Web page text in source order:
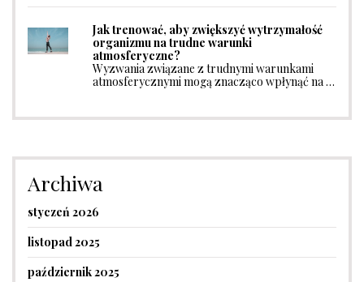
Jak trenować, aby zwiększyć wytrzymałość
organizmu na trudne warunki
atmosferyczne?
Wyzwania związane z trudnymi warunkami
atmosferycznymi mogą znacząco wpłynąć na …
Archiwa
styczeń 2026
listopad 2025
październik 2025